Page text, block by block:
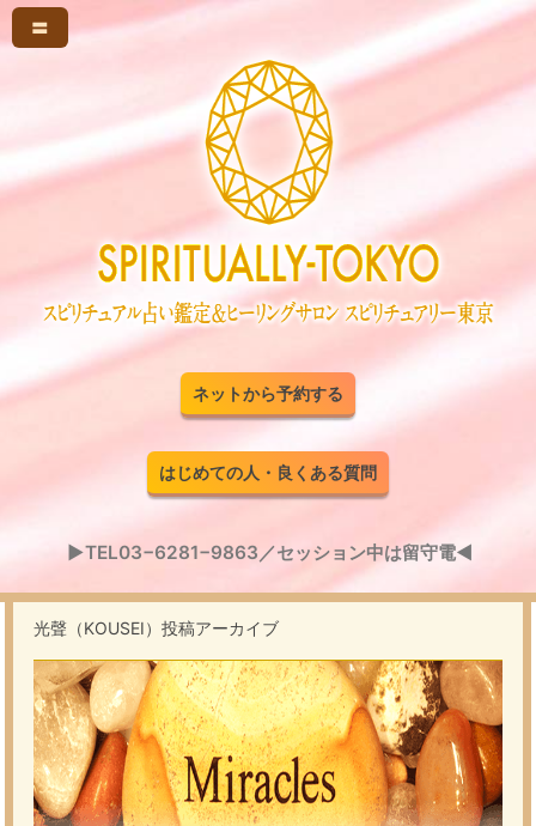
〓
ネットから予約する
はじめての人・良くある質問
▶TEL03−6281−9863／セッション中は留守電◀
光聲（KOUSEI）投稿アーカイブ